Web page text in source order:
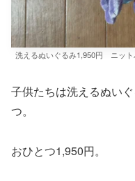
洗えるぬいぐるみ1,950円 ニット
子供たちは洗えるぬい
つ。
おひとつ1,950円。